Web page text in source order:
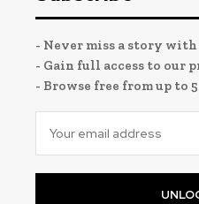
- Never miss a story
- Gain full access to our
- Browse free from up to